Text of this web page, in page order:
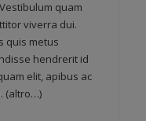
quam
viverra dui.
quis metus
hendrerit id
elit, apibus ac
(altro…)